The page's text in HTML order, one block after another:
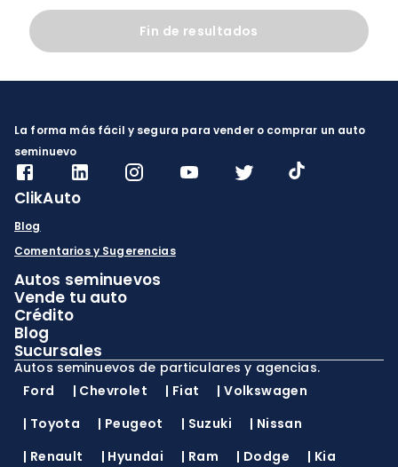
Fin de resultados
La forma más fácil y segura para vender o comprar un auto
seminuevo
ClikAuto
Blog
Comentarios y Sugerencias
Autos seminuevos
Vende tu auto
Crédito
Blog
Sucursales
Autos seminuevos de particulares y agencias.
Ford
| Chevrolet | Fiat |Volkswagen
| Toyota | Peugeot | Suzuki | Nissan
| Renault | Hyundai | Ram | Dodge | Kia